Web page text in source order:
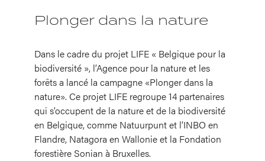
Plonger dans la nature
Dans le cadre du projet LIFE « Belgique pour la
biodiversité », l’Agence pour la nature et les
forêts a lancé la campagne «Plonger dans la
nature». Ce projet LIFE regroupe 14 partenaires
qui s’occupent de la nature et de la biodiversité
en Belgique, comme Natuurpunt et l’INBO en
Flandre, Natagora en Wallonie et la Fondation
forestière Sonian à Bruxelles.